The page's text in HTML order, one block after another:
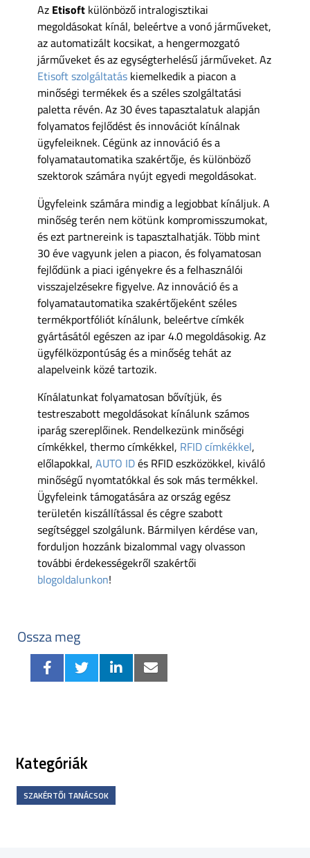
Az Etisoft különböző intralogisztikai
megoldásokat kínál, beleértve a vonó járműveket,
az automatizált kocsikat, a hengermozgató
járműveket és az egységterhelésű járműveket. Az
Etisoft szolgáltatás kiemelkedik a piacon a
minőségi termékek és a széles szolgáltatási
paletta révén. Az 30 éves tapasztalatuk alapján
folyamatos fejlődést és innovációt kínálnak
ügyfeleiknek. Cégünk az innováció és a
folyamatautomatika szakértője, és különböző
szektorok számára nyújt egyedi megoldásokat.
Ügyfeleink számára mindig a legjobbat kínáljuk. A
minőség terén nem kötünk kompromisszumokat,
és ezt partnereink is tapasztalhatják. Több mint
30 éve vagyunk jelen a piacon, és folyamatosan
fejlődünk a piaci igényekre és a felhasználói
visszajelzésekre figyelve. Az innováció és a
folyamatautomatika szakértőjeként széles
termékportfóliót kínálunk, beleértve címkék
gyártásától egészen az ipar 4.0 megoldásokig. Az
ügyfélközpontúság és a minőség tehát az
alapelveink közé tartozik.
Kínálatunkat folyamatosan bővítjük, és
testreszabott megoldásokat kínálunk számos
iparág szereplőinek. Rendelkezünk minőségi
címkékkel, thermo címkékkel, RFID címkékkel,
előlapokkal,AUTO IDés RFID eszközökkel, kiváló
minőségű nyomtatókkal és sok más termékkel.
Ügyfeleink támogatására az ország egész
területén kiszállítással és cégre szabott
segítséggel szolgálunk. Bármilyen kérdése van,
forduljon hozzánk bizalommal vagy olvasson
további érdekességekről szakértői
blogoldalunkon!
Ossza meg
Kategóriák
SZAKÉRTŐI TANÁCSOK